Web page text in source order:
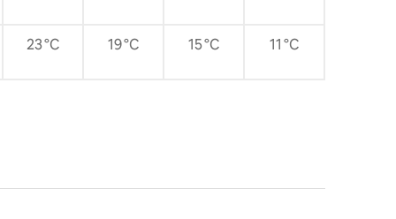
23 °C 19 °C 15 °C 11 °C